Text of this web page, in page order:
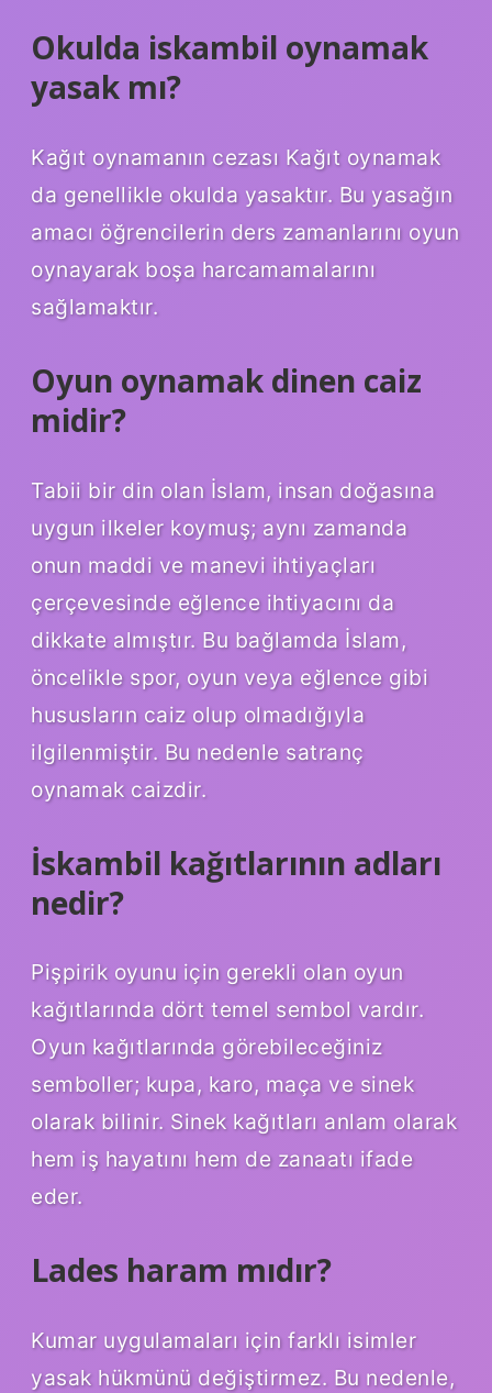
Okulda iskambil oynamak
yasak mı?
Kağıt oynamanın cezası Kağıt oynamak
da genellikle okulda yasaktır. Bu yasağın
amacı öğrencilerin ders zamanlarını oyun
oynayarak boşa harcamamalarını
sağlamaktır.
Oyun oynamak dinen caiz
midir?
Tabii bir din olan İslam, insan doğasına
uygun ilkeler koymuş; aynı zamanda
onun maddi ve manevi ihtiyaçları
çerçevesinde eğlence ihtiyacını da
dikkate almıştır. Bu bağlamda İslam,
öncelikle spor, oyun veya eğlence gibi
hususların caiz olup olmadığıyla
ilgilenmiştir. Bu nedenle satranç
oynamak caizdir.
İskambil kağıtlarının adları
nedir?
Pişpirik oyunu için gerekli olan oyun
kağıtlarında dört temel sembol vardır.
Oyun kağıtlarında görebileceğiniz
semboller; kupa, karo, maça ve sinek
olarak bilinir. Sinek kağıtları anlam olarak
hem iş hayatını hem de zanaatı ifade
eder.
Lades haram mıdır?
Kumar uygulamaları için farklı isimler
yasak hükmünü değiştirmez. Bu nedenle,